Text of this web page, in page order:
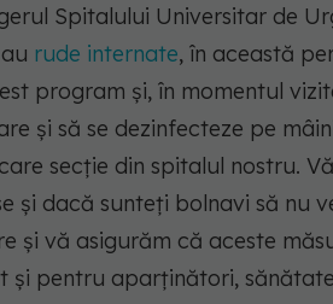
Spitalului Universitar de
rude internate, în această
program și, în momentul
și să se dezinfecteze pe
secție din spitalul nostru.
și dacă sunteți bolnavi să nu
și vă asigurăm că aceste
și pentru aparținători,